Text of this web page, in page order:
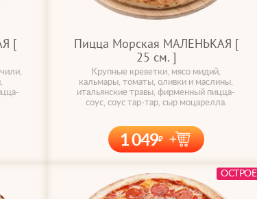
[
Пицца Морская МАЛЕНЬКАЯ [
25 cм. ]
Крупные креветки, мясо мидий,
кальмары, томаты, оливки и маслины,
итальянские травы, фирменный пицца-
соус, соус тар-тар, сыр моцарелла.
1 049
ОСТРОЕ